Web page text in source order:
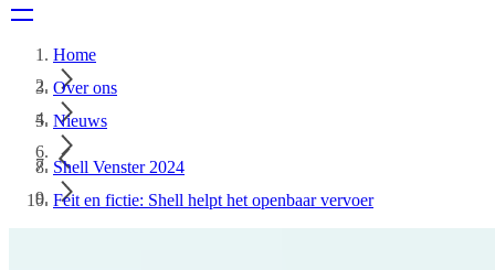
Home
Over ons
Nieuws
Shell Venster 2024
Feit en fictie: Shell helpt het openbaar vervoer